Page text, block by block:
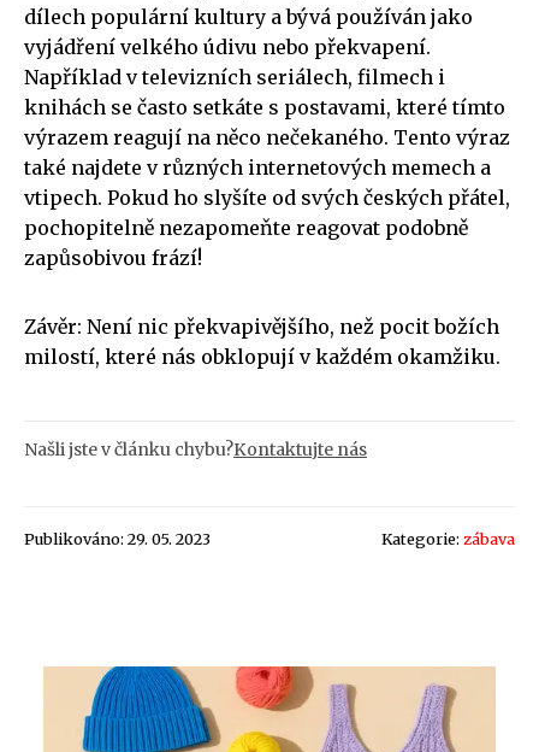
dílech populární kultury a bývá používán jako
vyjádření velkého údivu nebo překvapení.
Například v televizních seriálech, filmech i
knihách se často setkáte s postavami, které tímto
výrazem reagují na něco nečekaného. Tento výraz
také najdete v různých internetových memech a
vtipech. Pokud ho slyšíte od svých českých přátel,
pochopitelně nezapomeňte reagovat podobně
zapůsobivou frází!
Závěr: Není nic překvapivějšího, než pocit božích
milostí, které nás obklopují v každém okamžiku.
Našli jste v článku chybu?Kontaktujte nás
Publikováno: 29. 05. 2023 Kategorie: zábava